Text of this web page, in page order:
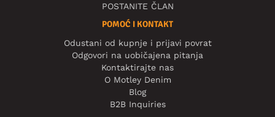
POSTANITE ČLAN
POMOĆ I KONTAKT
Odustani od kupnje i prijavi povrat
Odgovori na uobičajena pitanja
Kontaktirajte nas
O Motley Denim
Blog
B2B Inquiries